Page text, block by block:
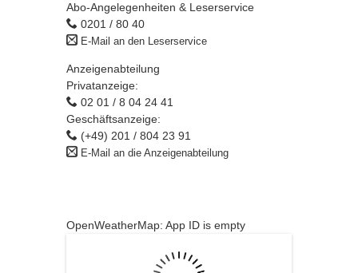
Abo-Angelegenheiten & Leserservice
0201 / 80 40
E-Mail an den Leserservice
Anzeigenabteilung
Privatanzeige:
02 01 / 8 04 24 41
Geschäftsanzeige:
(+49) 201 / 804 23 91
E-Mail an die Anzeigenabteilung
OpenWeatherMap: App ID is empty